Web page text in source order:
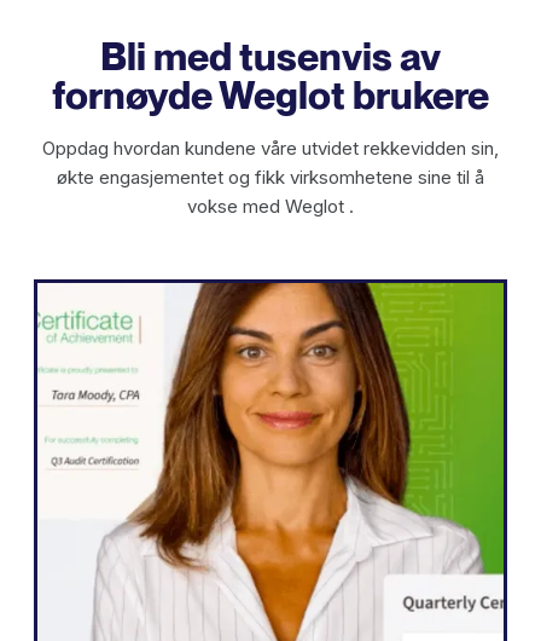
Bli med tusenvis av
fornøyde Weglot brukere
Oppdag hvordan kundene våre utvidet rekkevidden sin,
økte engasjementet og fikk virksomhetene sine til å
vokse med Weglot .
WordPress
" Weglot gjorde det mulig for oss å raskt
utvide nettstedet vårt til fem språk. Vi har
allerede sett betydelige forbedringer i
engasjementet fra våre internasjonale
målgrupper, som er mer ivrige enn noen
gang etter å samhandle med innholdet